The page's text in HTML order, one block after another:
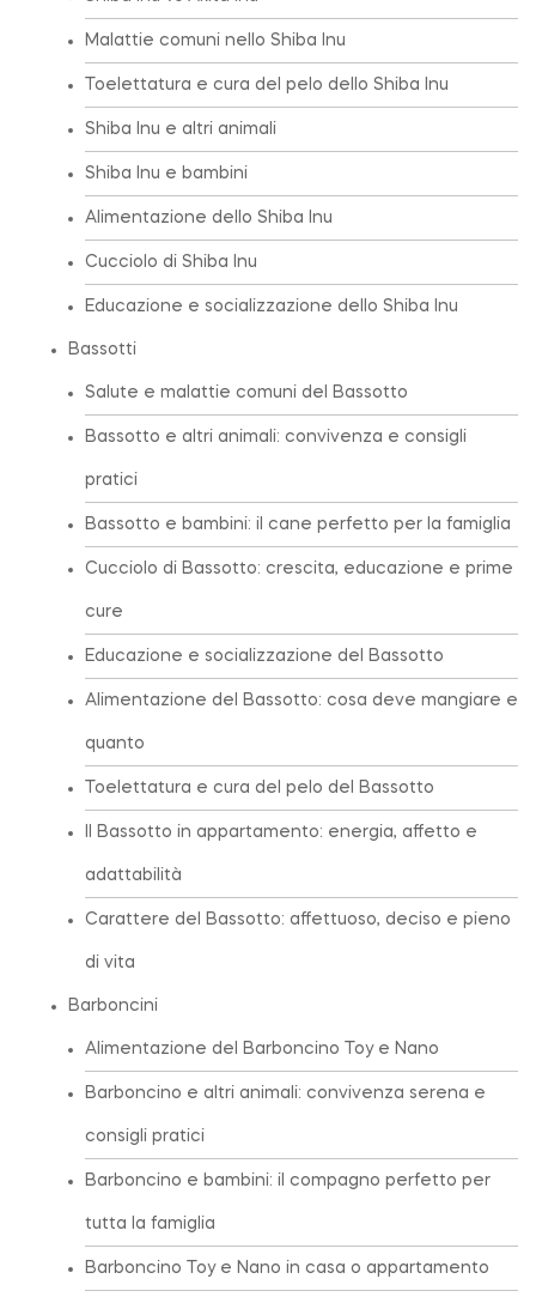
Malattie comuni nello Shiba Inu
Toelettatura e cura del pelo dello Shiba Inu
Shiba Inu e altri animali
Shiba Inu e bambini
Alimentazione dello Shiba Inu
Cucciolo di Shiba Inu
Educazione e socializzazione dello Shiba Inu
Bassotti
Salute e malattie comuni del Bassotto
Bassotto e altri animali: convivenza e consigli
pratici
Bassotto e bambini: il cane perfetto per la famiglia
Cucciolo di Bassotto: crescita, educazione e prime
cure
Educazione e socializzazione del Bassotto
Alimentazione del Bassotto: cosa deve mangiare e
quanto
Toelettatura e cura del pelo del Bassotto
Il Bassotto in appartamento: energia, affetto e
adattabilità
Carattere del Bassotto: affettuoso, deciso e pieno
di vita
Barboncini
Alimentazione del Barboncino Toy e Nano
Barboncino e altri animali: convivenza serena e
consigli pratici
Barboncino e bambini: il compagno perfetto per
tutta la famiglia
Barboncino Toy e Nano in casa o appartamento